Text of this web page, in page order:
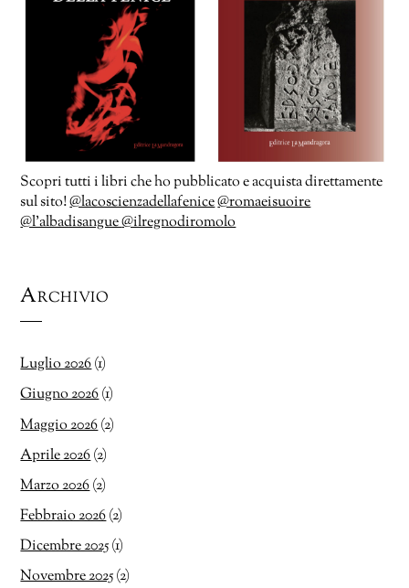
Scopri tutti i libri che ho pubblicato e acquista direttamente
sul sito!@lacoscienzadellafenice@romaeisuoire
@l’albadisangue@ilregnodiromolo
Archivio
Luglio 2026(1)
Giugno 2026(1)
Maggio 2026(2)
Aprile 2026(2)
Marzo 2026(2)
Febbraio 2026(2)
Dicembre 2025(1)
Novembre 2025(2)